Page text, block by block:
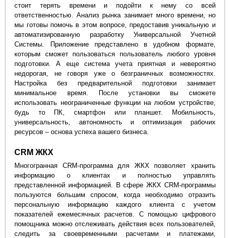
стоит терять времени и подойти к нему со всей
ответственностью. Анализ рынка занимает много времени, но
мы готовы помочь в этом вопросе, предоставив уникальную и
автоматизированную разработку Универсальной Учетной
Системы. Приложение представлено в удобном формате,
которым сможет пользоваться пользователь любого уровня
подготовки. А еще система учета приятная и невероятно
недорогая, не говоря уже о безграничных возможностях.
Настройка без предварительной подготовки занимает
минимальное время. После установки вы сможете
использовать неограниченные функции на любом устройстве,
будь то ПК, смартфон или планшет. Мобильность,
универсальность, автономность и оптимизация рабочих
ресурсов – основа успеха вашего бизнеса.
CRM ЖКХ
Многогранная CRM-программа для ЖКХ позволяет хранить
информацию о клиентах и полностью управлять
представленной информацией. В сфере ЖКХ CRM-программы
пользуются большим спросом, когда необходимо отразить
персональную информацию каждого клиента с учетом
показателей ежемесячных расчетов. С помощью цифрового
помощника можно отслеживать действия всех пользователей,
следить за своевременными расчетами и платежами,